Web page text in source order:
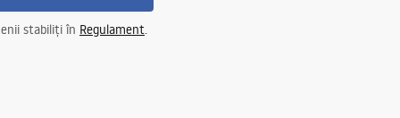
stabiliți în Regulament.